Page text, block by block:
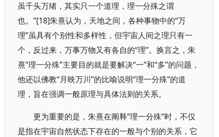
虽千头万绪，其实只一个道理，理一分殊之谓
也。”[18]朱熹认为，天地之间，各种事物中的“万
理”虽具有个别性和多样性，但宇宙人间之理只有一
个，反过来，万事万物又有各自的“理”。换言之，朱
熹“理一分殊”主要目的就是要解决“一”和“多”的问题，
他还以佛教“月映万川”的比喻说明“理一分殊”的道
理，旨在强调一般原理与具体法则的关系。
更为重要的是，朱熹在阐释“理一分殊”时，不仅
是指在宇宙自然状态下存在的一般与个别的关系，它